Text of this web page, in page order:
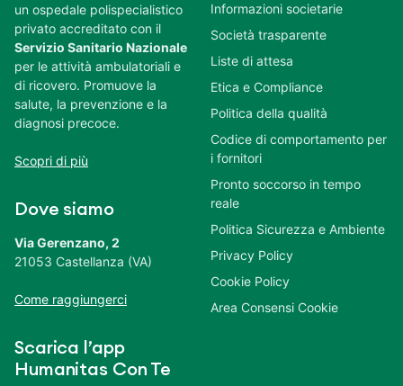
un ospedale polispecialistico
privato accreditato con il
Servizio Sanitario Nazionale
per le attività ambulatoriali e
di ricovero. Promuove la
salute, la prevenzione e la
diagnosi precoce.
Scopri di più
Dove siamo
Via Gerenzano, 2
21053 Castellanza (VA)
Come raggiungerci
Scarica l’app
Humanitas Con Te
Informazioni societarie
Società trasparente
Liste di attesa
Etica e Compliance
Politica della qualità
Codice di comportamento per
i fornitori
Pronto soccorso in tempo
reale
Politica Sicurezza e Ambiente
Privacy Policy
Cookie Policy
Area Consensi Cookie